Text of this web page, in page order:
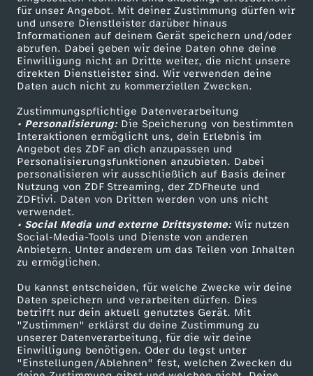
für unser Angebot. Mit deiner Zustimmung dürfen wir
und unsere Dienstleister darüber hinaus
Informationen auf deinem Gerät speichern und/oder
abrufen. Dabei geben wir deine Daten ohne deine
Einwilligung nicht an Dritte weiter, die nicht unsere
direkten Dienstleister sind. Wir verwenden deine
Daten auch nicht zu kommerziellen Zwecken.
Zustimmungspflichtige Datenverarbeitung
• Personalisierung:Die Speicherung von bestimmten
Interaktionen ermöglicht uns, dein Erlebnis im
Angebot des ZDF an dich anzupassen und
Personalisierungsfunktionen anzubieten. Dabei
personalisieren wir ausschließlich auf Basis deiner
Nutzung von ZDF Streaming, der ZDFheute und
ZDFtivi. Daten von Dritten werden von uns nicht
verwendet.
• Social Media und externe Drittsysteme:Wir nutzen
Social-Media-Tools und Dienste von anderen
Anbietern. Unter anderem um das Teilen von Inhalten
zu ermöglichen.
Du kannst entscheiden, für welche Zwecke wir deine
Daten speichern und verarbeiten dürfen. Dies
betrifft nur dein aktuell genutztes Gerät. Mit
"Zustimmen" erklärst du deine Zustimmung zu
unserer Datenverarbeitung, für die wir deine
Einwilligung benötigen. Oder du legst unter
"Einstellungen/Ablehnen" fest, welchen Zwecken du
Mehr ZDF
ZDF-Apps
Smart TV
ZDFtext
Livestreams
Sendungen A-Z
TV-Programm
Service
ZDFmitreden
Kontakt zum ZDF
Tickets
Zuschauerservice
Hilfe
ZDF Unternehmen
Karriere
ZDF goes Schule
Werbefernsehen
Mainzelmännchen